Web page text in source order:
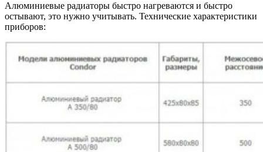
Алюминиевые радиаторы быстро нагреваются и быстро
остывают, это нужно учитывать. Технические характеристики
приборов: